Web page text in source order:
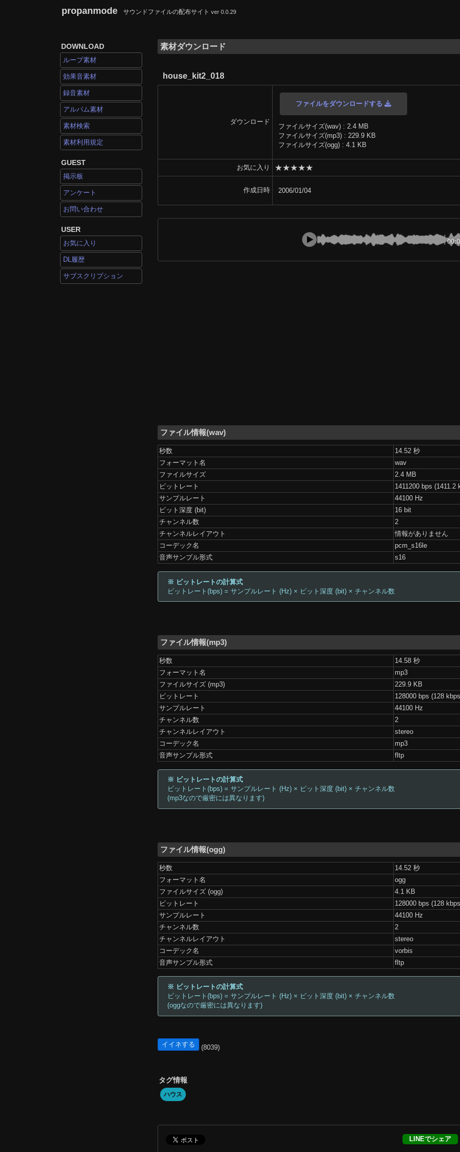
propanmode サウンドファイルの配布サイト ver 0.0.29
DOWNLOAD
ループ素材
効果音素材
録音素材
アルバム素材
素材検索
素材利用規定
GUEST
掲示板
アンケート
お問い合わせ
USER
お気に入り
DL履歴
サブスクリプション
素材ダウンロード
house_kit2_018
ダウンロード
ファイルをダウンロードする
ファイルサイズ(wav) : 2.4 MB
ファイルサイズ(mp3) : 229.9 KB
ファイルサイズ(ogg) : 4.1 KB
お気に入り ★★★★★
作成日時 2006/01/04
ファイル情報(wav)
秒数
14.52 秒
フォーマット名
wav
ファイルサイズ
2.4 MB
ビットレート
1411200 bps (1411.2
サンプルレート
44100 Hz
ビット深度 (bit)
16 bit
チャンネル数
2
チャンネルレイアウト
情報がありません
コーデック名
pcm_s16le
音声サンプル形式
s16
※ ビットレートの計算式
ビットレート(bps) = サンプルレート (Hz) × ビット深度 (bit) × チャンネル数
ファイル情報(mp3)
秒数
14.58 秒
フォーマット名
mp3
ファイルサイズ (mp3)
229.9 KB
ビットレート
128000 bps (128
サンプルレート
44100 Hz
チャンネル数
2
チャンネルレイアウト
stereo
コーデック名
mp3
音声サンプル形式
fltp
※ ビットレートの計算式
ビットレート(bps) = サンプルレート (Hz) × ビット深度 (bit) × チャンネル数
(mp3なので厳密には異なります)
ファイル情報(ogg)
秒数
14.52 秒
フォーマット名
ogg
ファイルサイズ (ogg)
4.1 KB
ビットレート
128000 bps (128
サンプルレート
44100 Hz
チャンネル数
2
チャンネルレイアウト
stereo
コーデック名
vorbis
音声サンプル形式
fltp
※ ビットレートの計算式
ビットレート(bps) = サンプルレート (Hz) × ビット深度 (bit) × チャンネル数
(oggなので厳密には異なります)
イイネする (8039)
タグ情報
ハウス
LINEでシェア